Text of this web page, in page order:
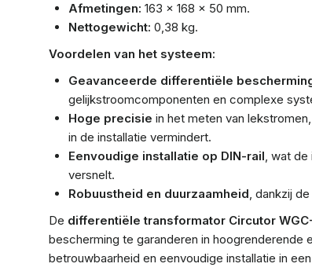
Afmetingen: 163 x 168 x 50 mm.
Nettogewicht: 0,38 kg.
Voordelen van het systeem:
Geavanceerde differentiële
gelijkstroomcomponenten en complexe
Hoge precisie in het meten van
in de installatie vermindert.
Eenvoudige installatie op DIN-rail, wat de
versnelt.
Robuustheid en duurzaamheid, dankzij
De differentiële transformator Circutor WGC-
bescherming te garanderen in hoogrenderende
betrouwbaarheid en eenvoudige installatie in